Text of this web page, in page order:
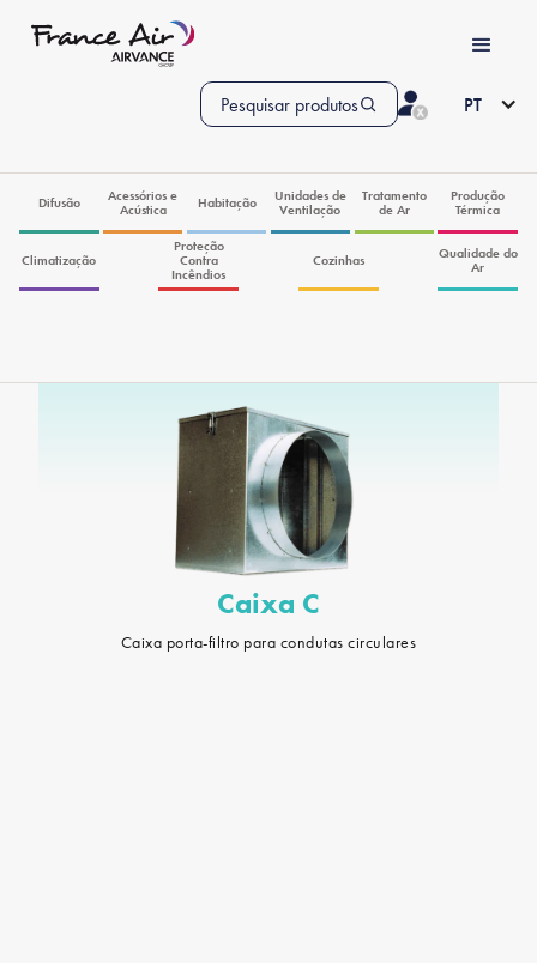
Pesquisar produtos PT
Difusão
Acessórios e
Acústica
Habitação
Unidades de
Ventilação
Tratamento
de Ar
Produção
Térmica
Climatização
Proteção
Contra
Incêndios
Cozinhas
Qualidade do
Ar
Caixa C
Caixa porta-filtro para condutas circulares